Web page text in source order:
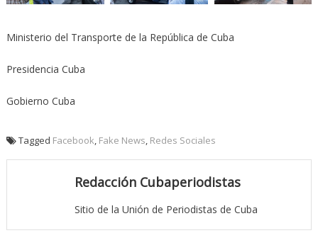
Ministerio del Transporte de la República de Cuba
Presidencia Cuba
Gobierno Cuba
Tagged Facebook, Fake News, Redes Sociales
Redacción Cubaperiodistas
Sitio de la Unión de Periodistas de Cuba